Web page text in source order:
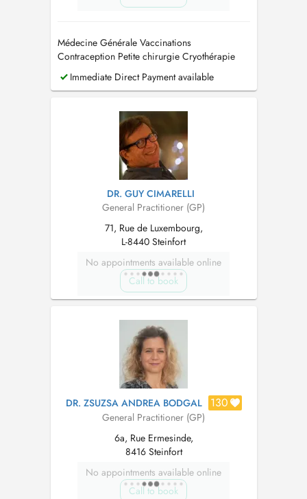
Médecine Générale Vaccinations
Contraception Petite chirurgie Cryothérapie
Permis de conduire Assurances ECG
Immediate Direct Payment available
DR. GUY CIMARELLI
General Practitioner (GP)
71, Rue de Luxembourg,
L-8440 Steinfort
No appointments available online
Call to book
DR. ZSUZSA ANDREA BODGAL 130
General Practitioner (GP)
6a, Rue Ermesinde,
8416 Steinfort
No appointments available online
Call to book